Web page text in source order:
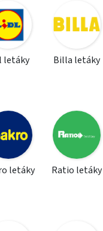
letáky Billa letáky
letáky Ratio letáky